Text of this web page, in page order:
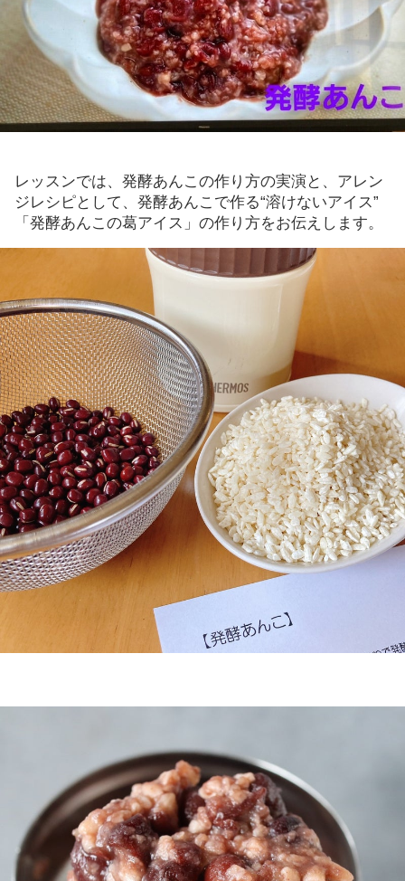
レッスンでは、発酵あんこの作り方の実演と、アレン
ジレシピとして、発酵あんこで作る“溶けないアイス”
「発酵あんこの葛アイス」の作り方をお伝えします。